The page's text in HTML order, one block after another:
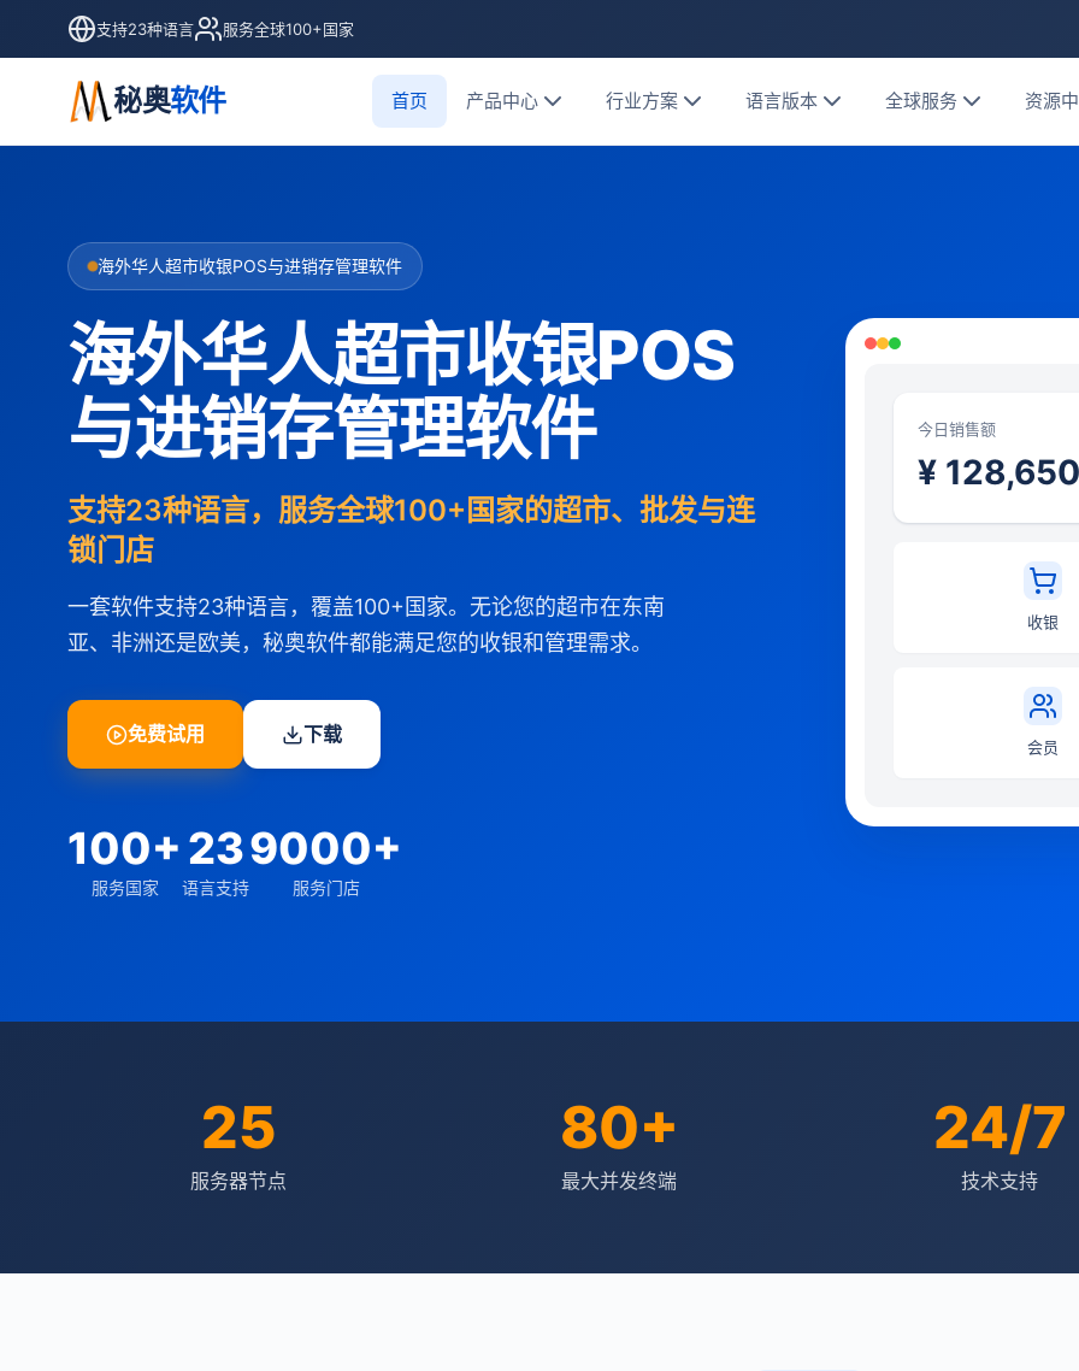
支持23种语言 服务全球100+国家
秘奥软件 首页 产品中心 行业方案 语言版本 全球服务 资源
海外华人超市收银POS与进销存管理软件
海外华人超市收银POS
与进销存管理软件
支持23种语言，服务全球100+国家的超市、批发与连
锁门店
一套软件支持23种语言，覆盖100+国家。无论您的超市在东南
亚、非洲还是欧美，秘奥软件都能满足您的收银和管理需求。
免费试用 下载
100+
服务国家
23
语言支持
9000+
服务门店
今日销售额
¥ 128,650
收银
会员
25
服务器节点
80+
最大并发终端
24/7
技术支持